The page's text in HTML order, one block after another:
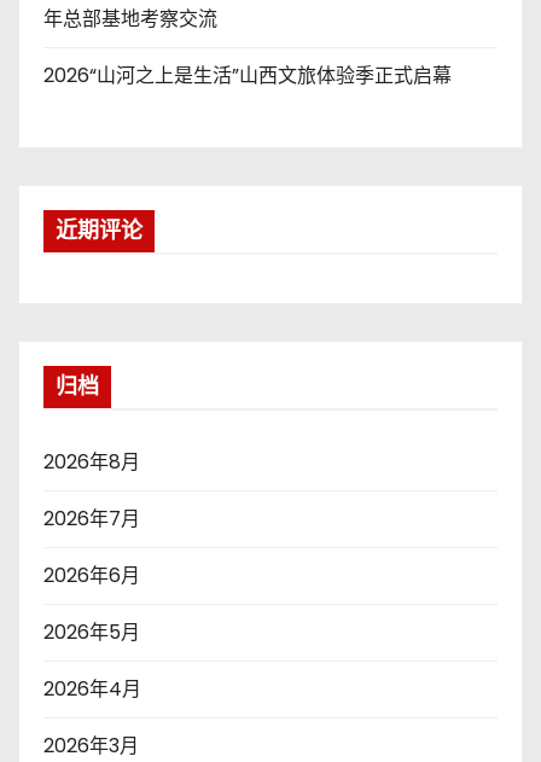
年总部基地考察交流
2026“山河之上是生活”山西文旅体验季正式启幕
近期评论
归档
2026年8月
2026年7月
2026年6月
2026年5月
2026年4月
2026年3月